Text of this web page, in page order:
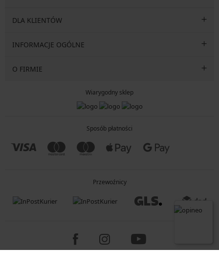
DLA KLIENTÓW
INFORMACJE OGÓLNE
O FIRMIE
Wiarygodny sklep
Sposób płatności
Przewoźnicy